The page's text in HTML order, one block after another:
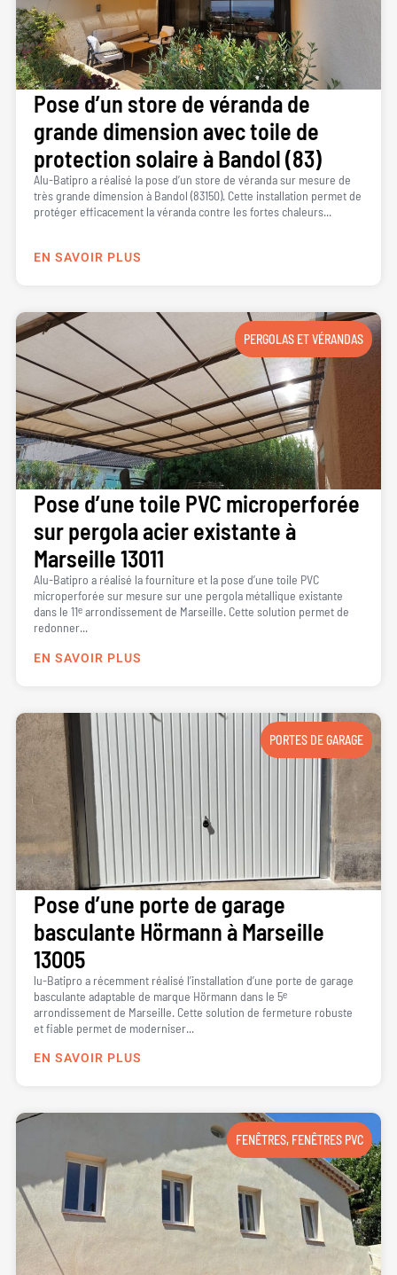
Pose d’un store de véranda de
grande dimension avec toile de
protection solaire à Bandol (83)
Alu-Batipro a réalisé la pose d’un store de véranda sur mesure de
très grande dimension à Bandol (83150). Cette installation permet de
protéger efficacement la véranda contre les fortes chaleurs...
EN SAVOIR PLUS
PERGOLAS ET VÉRANDAS
Pose d’une toile PVC microperforée
sur pergola acier existante à
Marseille 13011
Alu-Batipro a réalisé la fourniture et la pose d’une toile PVC
microperforée sur mesure sur une pergola métallique existante
dans le 11ᵉ arrondissement de Marseille. Cette solution permet de
redonner...
EN SAVOIR PLUS
PORTES DE GARAGE
Pose d’une porte de garage
basculante Hörmann à Marseille
13005
lu-Batipro a récemment réalisé l’installation d’une porte de garage
basculante adaptable de marque Hörmann dans le 5ᵉ
arrondissement de Marseille. Cette solution de fermeture robuste
et fiable permet de moderniser...
EN SAVOIR PLUS
FENÊTRES, FENÊTRES PVC